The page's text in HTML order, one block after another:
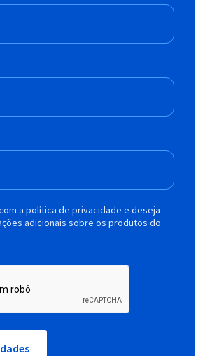
a política de privacidade e deseja
adicionais sobre os produtos do